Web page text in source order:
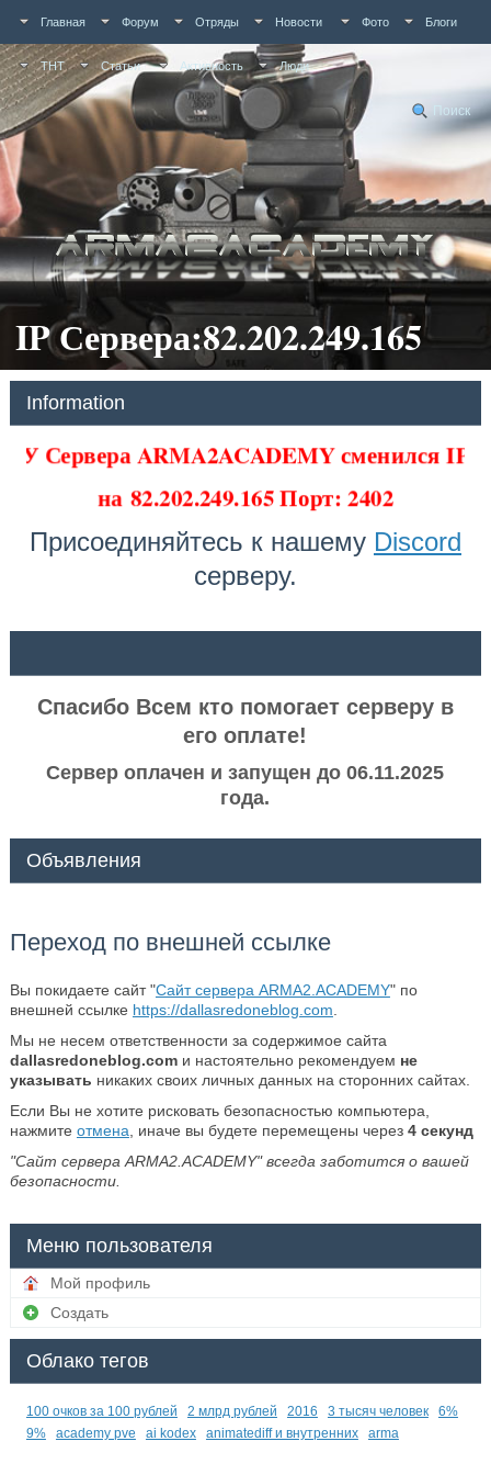
Главная Форум Отряды Новости Фото Блоги
ТНТ Статьи Активность Люди
Поиск
IP Сервера:82.202.249.165
Information
У Сервера ARMA2ACADEMY сменился IP
на82.202.249.165 Порт: 2402
Присоединяйтесь к нашему Discord
серверу.
Спасибо Всем кто помогает серверу в
его оплате!
Сервер оплачен и запущен до 06.11.2025
года.
Объявления
Переход по внешней ссылке
Вы покидаете сайт "Сайт сервера ARMA2.ACADEMY" по
внешней ссылке https://dallasredoneblog.com
Мы не несем ответственности за содержимое сайта
dallasredoneblog.comи настоятельно рекомендуем не
указывать никаких своих личных данных на сторонних сайтах.
Если Вы не хотите рисковать безопасностью компьютера,
нажмите отмена , иначе вы будете перемещены через 4секунд
"Сайт сервера ARMA2.ACADEMY" всегда заботится о вашей
безопасности.
Меню пользователя
Мой профиль
Создать
Облако тегов
100 очков за 100 рублей 2 млрд рублей 2016 3 тысяч человек
6%
9%
academy pve ai kodex animatediff и внутренних arma